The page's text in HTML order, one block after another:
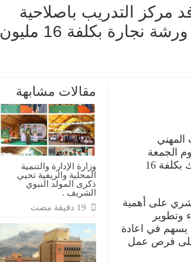
مركز التدريب باصلاحية
الحديدة بتجهيزات وأدوات ورشة نجارة بكلفة 16 مليون
مقالات مشابهة
وزارة الإدارة والتنمية
المحلية والريفية تحيي
ذكرى المولد النبوي
الشريف .
المهني
الجمعة
بتجهيزات وأدوات ورشة نجارة وبياضة بلك بكلفة 16
على أهمية
وتطوير
يسهم في اعادة
على فرص عمل